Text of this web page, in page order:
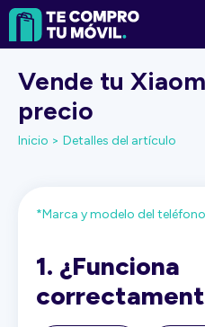
Vende tu
precio
Inicio > Detalles del artículo
*Marca y modelo del
1. ¿Funciona